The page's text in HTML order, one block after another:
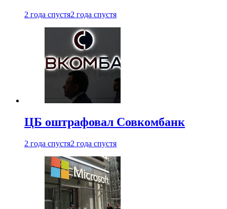
2 года спустя2 года спустя
ЦБ оштрафовал Совкомбанк
2 года спустя2 года спустя